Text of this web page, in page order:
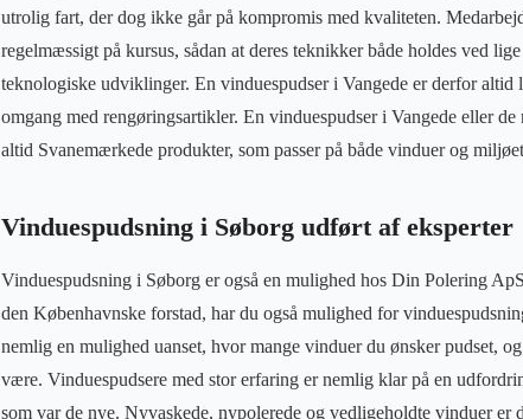
utrolig fart, der dog ikke går på kompromis med kvaliteten.
regelmæssigt på kursus, sådan at deres teknikker både holdes ved
teknologiske udviklinger. En vinduespudser i Vangede er derfor
omgang med rengøringsartikler. En vinduespudser i Vangede eller
altid Svanemærkede produkter, som passer på både vinduer og
Vinduespudsning i Søborg udført af eksperter
Vinduespudsning i Søborg er også en mulighed hos Din Polering
den Københavnske forstad, har du også mulighed for
nemlig en mulighed uanset, hvor mange vinduer du ønsker pudset,
være. Vinduespudsere med stor erfaring er nemlig klar på en
som var de nye. Nyvaskede, nypolerede og vedligeholdte vinduer